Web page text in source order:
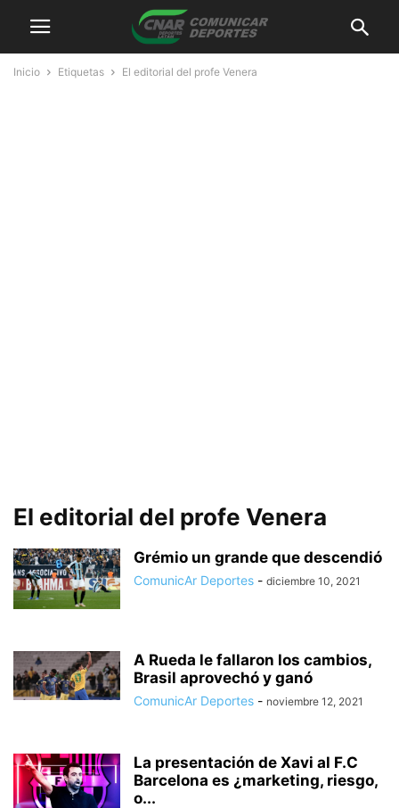
Inicio Etiquetas El editorial del profe Venera
El editorial del profe Venera
Grémio un grande que descendió
ComunicAr Deportes - diciembre 10, 2021
A Rueda le fallaron los cambios,
Brasil aprovechó y ganó
ComunicAr Deportes - noviembre 12, 2021
La presentación de Xavi al F.C
Barcelona es ¿marketing, riesgo,
o...